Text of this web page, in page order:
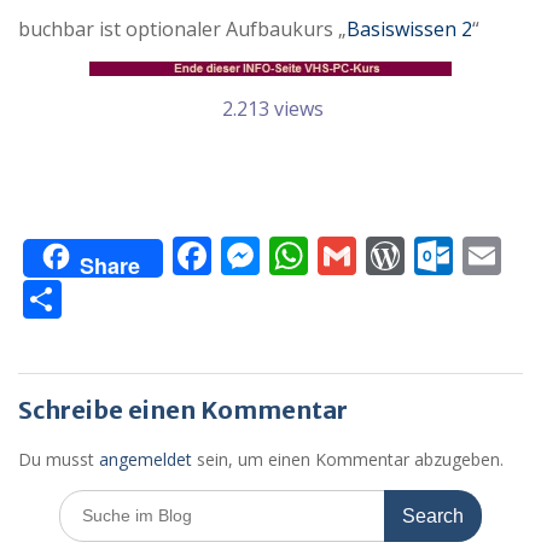
buchbar ist optionaler Aufbaukurs „Basiswissen 2“
2.213 views
Share F
b
o
o
k
M
e
n
g
er
W
s
A
p
p
G
l
W
Pr
ss
O
o
c
o
m
l
le
n
Schreibe einen Kommentar
Du musst angemeldet sein, um einen Kommentar abzugeben.
Search
for: